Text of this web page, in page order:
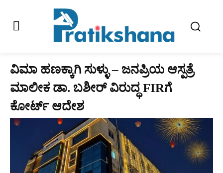
ವಿಮಾ ಹಣಕ್ಕಾಗಿ ಸುಳ್ಳು – ಜನಪ್ರಿಯ ಆಸ್ಪತ್ರೆ
ಮಾಲೀಕ ಡಾ. ಬಶೀರ್‌ ವಿರುದ್ಧ FIRಗೆ
ಕೋರ್ಟ್‌ ಆದೇಶ